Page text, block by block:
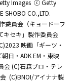
Images ⓒ Getty
SHOBO CO.,LTD.
委員会（キョードーフ
キセキ」製作委員会
映画「ギーツ・
日・ADK EM・東映
会 (C)石森プロ・テレ
(C)BNOI/アイナナ製